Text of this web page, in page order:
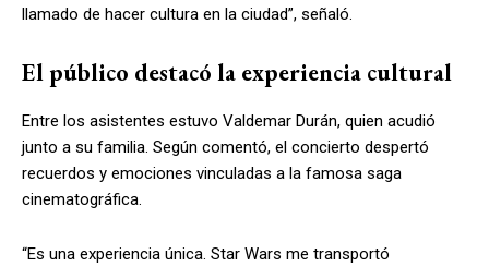
llamado de hacer cultura en la ciudad”, señaló.
El público destacó la experiencia cultural
Entre los asistentes estuvo Valdemar Durán, quien acudió
junto a su familia. Según comentó, el concierto despertó
recuerdos y emociones vinculadas a la famosa saga
cinematográfica.
“Es una experiencia única. Star Wars me transportó